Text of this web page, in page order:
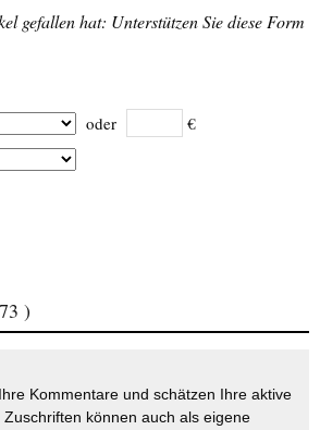
gefallen hat: Unterstützen Sie diese Form
oder €
)
Kommentare und schätzen Ihre aktive
können auch als eigene